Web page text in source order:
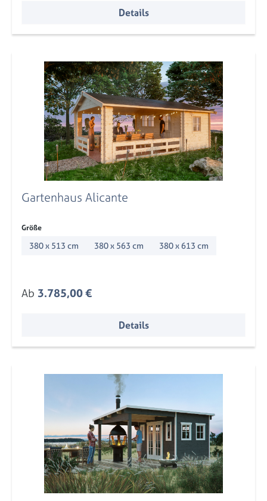
Details
Gartenhaus Alicante
Größeauswählen
380 x 513 cm 380 x 563 cm 380 x 613 cm
Regulärer Preis:
Ab 3.785,00 €
Details